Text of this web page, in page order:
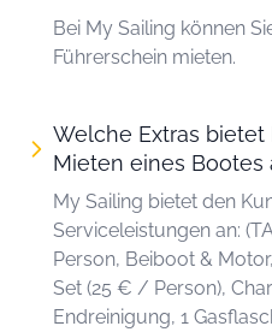
Bei My Sailing können
Führerschein mieten.
Welche Extras bietet
Mieten eines Bootes
My Sailing bietet den
Serviceleistungen an:
Person, Beiboot &
Set (25 € / Person),
Endreinigung, 1